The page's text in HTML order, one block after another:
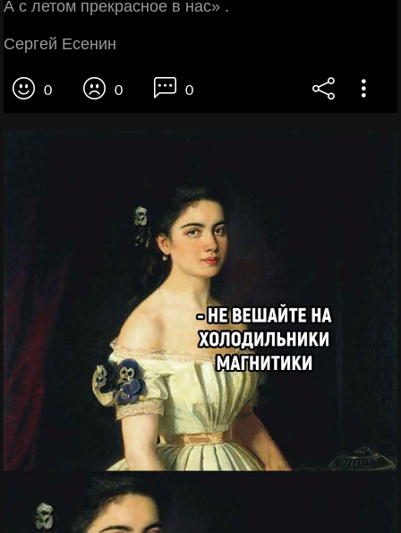
А с летом прекрасное в нас» .
Сергей Есенин
0 0 0